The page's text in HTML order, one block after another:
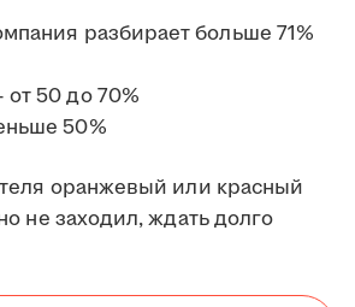
разбирает больше 71%
50 до 70%
50%
оранжевый или красный
не заходил, ждать долго